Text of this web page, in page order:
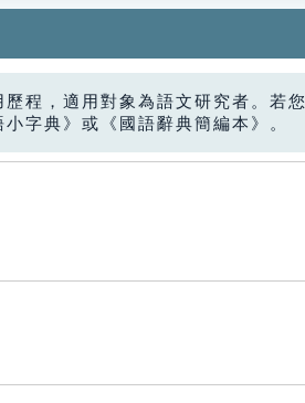
程，適用對象為語文研究者。若
字典》或《國語辭典簡編本》。